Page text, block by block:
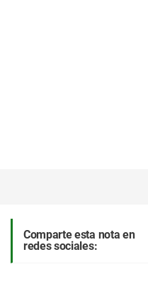
Comparte esta nota en
redes sociales: